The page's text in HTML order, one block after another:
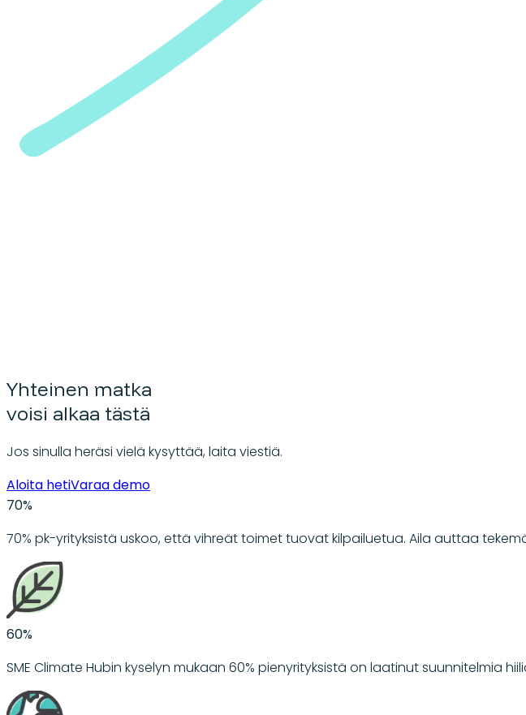
Yhteinen matka
voisi alkaa tästä
Jos sinulla heräsi vielä kysyttää, laita viestiä.
Aloita hetiVaraa demo
70%
70% pk-yrityksistä uskoo, että vihreät toimet tuovat kilpailuetua. Aila auttaa
60%
SME Climate Hubin kyselyn mukaan 60% pienyrityksistä on laatinut suunnitelmia